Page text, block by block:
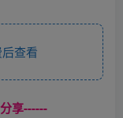
查看
享------